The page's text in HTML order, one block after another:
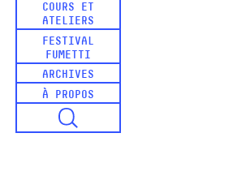
COURS ET
ATELIERS
FESTIVAL
FUMETTI
ARCHIVES
À PROPOS